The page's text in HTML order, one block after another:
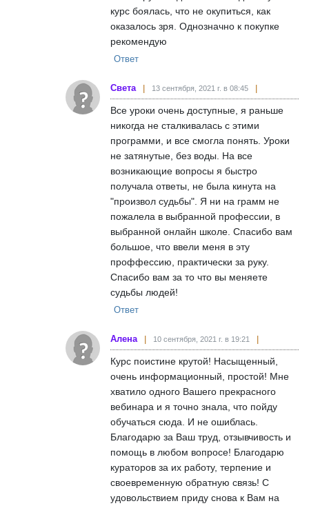
курс боялась, что не окупиться, как
оказалось зря. Однозначно к покупке
рекомендую
Ответ
Света 13 сентября, 2021 г. в 08:45
Все уроки очень доступные, я раньше
никогда не сталкивалась с этими
программи, и все смогла понять. Уроки
не затянутые, без воды. На все
возникающие вопросы я быстро
получала ответы, не была кинута на
"произвол судьбы". Я ни на грамм не
пожалела в выбранной профессии, в
выбранной онлайн школе. Спасибо вам
большое, что ввели меня в эту
проффессию, практически за руку.
Спасибо вам за то что вы меняете
судьбы людей!
Ответ
Алена 10 сентября, 2021 г. в 19:21
Курс поистине крутой! Насыщенный,
очень информационный, простой! Мне
хватило одного Вашего прекрасного
вебинара и я точно знала, что пойду
обучаться сюда. И не ошиблась.
Благодарю за Ваш труд, отзывчивость и
помощь в любом вопросе! Благодарю
кураторов за их работу, терпение и
своевременную обратную связь! С
удовольствием приду снова к Вам на